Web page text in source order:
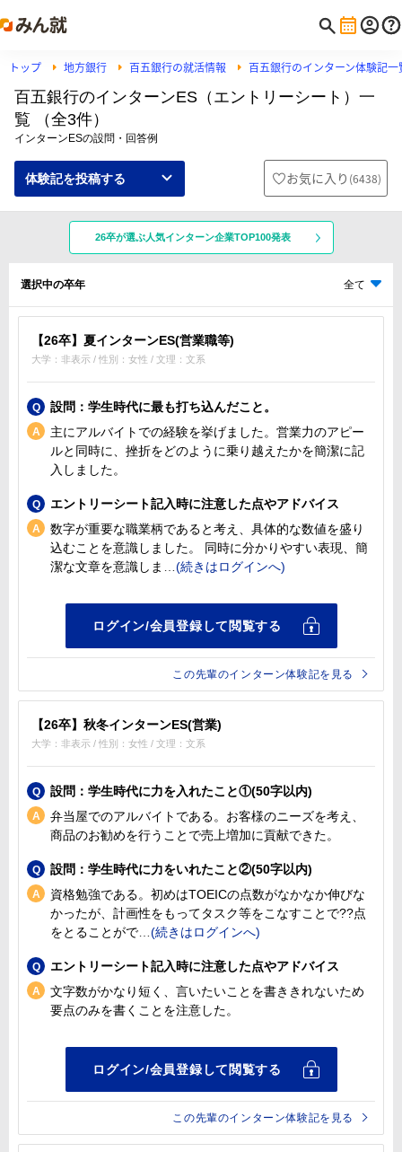
トップ 地方銀行 百五銀行の就活情報 百五銀行のインターン体験記一
百五銀行のインターンES（エントリーシート）一
覧 （全3件）
インターンESの設問・回答例
体験記を投稿する お気に入り (6438)
26卒が選ぶ人気インターン企業TOP100発表
選択中の卒年 全て
【26卒】夏インターンES(営業職等)
大学：非表示 / 性別：女性 / 文理：文系
設問：学生時代に最も打ち込んだこと。
主にアルバイトでの経験を挙げました。営業力のアピー
ルと同時に、挫折をどのように乗り越えたかを簡潔に記
入しました。
エントリーシート記入時に注意した点やアドバイス
数字が重要な職業柄であると考え、具体的な数値を盛り
込むことを意識しました。 同時に分かりやすい表現、簡
潔な文章を意識しま
この先輩のインターン体験記を見る
【26卒】秋冬インターンES(営業)
大学：非表示 / 性別：女性 / 文理：文系
設問：学生時代に力を入れたこと①(50字以内)
弁当屋でのアルバイトである。お客様のニーズを考え、
商品のお勧めを行うことで売上増加に貢献できた。
設問：学生時代に力をいれたこと②(50字以内)
資格勉強である。初めはTOEICの点数がなかなか伸びな
かったが、計画性をもってタスク等をこなすことで??点
をとることがで
エントリーシート記入時に注意した点やアドバイス
文字数がかなり短く、言いたいことを書ききれないため
要点のみを書くことを注意した。
この先輩のインターン体験記を見る